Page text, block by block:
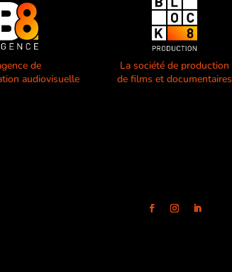
de
audiovisuelle
La société de production
de films et documentaires